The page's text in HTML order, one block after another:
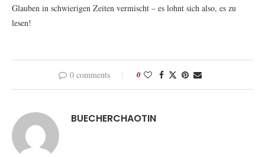
Glauben in schwierigen Zeiten vermischt – es lohnt sich also, es zu
lesen!
0 comments 0
BUECHERCHAOTIN